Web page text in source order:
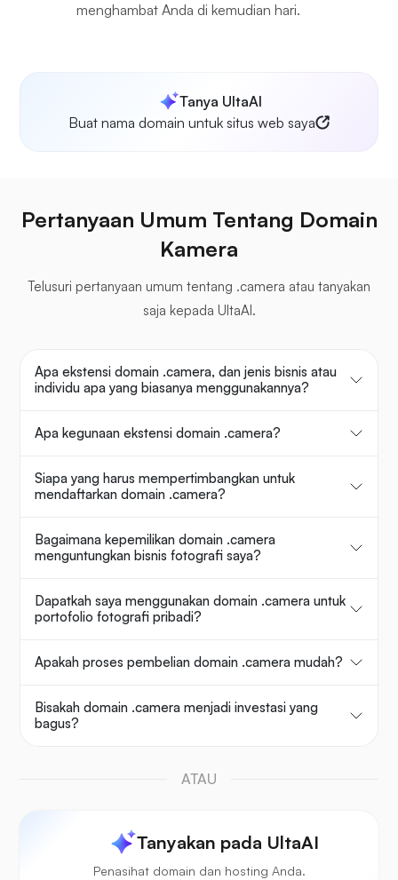
menghambat Anda di kemudian hari.
Tanya UltaAI
Buat nama domain untuk situs web saya
Pertanyaan Umum Tentang Domain
Kamera
Telusuri pertanyaan umum tentang .camera atau tanyakan
saja kepada UltaAI.
Apa ekstensi domain .camera, dan jenis bisnis atau
individu apa yang biasanya menggunakannya?
Apa kegunaan ekstensi domain .camera?
Siapa yang harus mempertimbangkan untuk
mendaftarkan domain .camera?
Bagaimana kepemilikan domain .camera
menguntungkan bisnis fotografi saya?
Dapatkah saya menggunakan domain .camera untuk
portofolio fotografi pribadi?
Apakah proses pembelian domain .camera mudah?
Bisakah domain .camera menjadi investasi yang
bagus?
ATAU
Tanyakan pada UltaAI
Penasihat domain dan hosting Anda.